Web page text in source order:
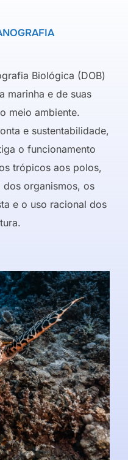
Biológica (DOB)
marinha e de suas
meio ambiente.
e sustentabilidade,
o funcionamento
trópicos aos polos,
organismos, os
e o uso racional dos